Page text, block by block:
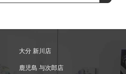
大分 新川店
鹿児島 与次郎店